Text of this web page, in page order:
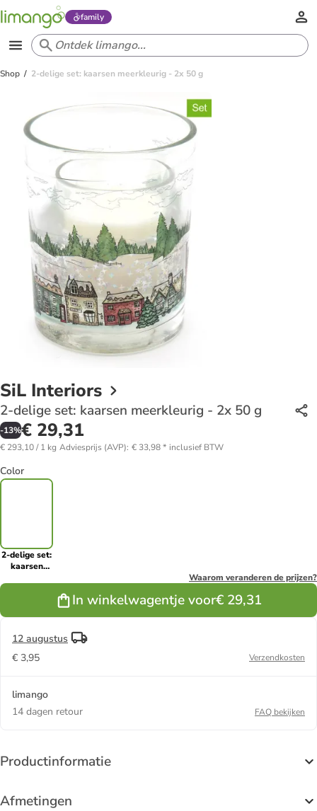
family
Shop 2-delige set: kaarsen meerkleurig - 2x 50 g
SiL Interiors
2-delige set: kaarsen meerkleurig - 2x 50 g
-13%€ 29,31
€ 293,10 / 1 kg Adviesprijs (AVP): € 33,98* inclusief BTW
Color
2-delige set:
kaarsen
Waarom veranderen de prijzen?
In winkelwagentje voor€ 29,31
12 augustus
€ 3,95
Verzendkosten
limango
14 dagen retour
FAQ bekijken
Productinformatie
Afmetingen